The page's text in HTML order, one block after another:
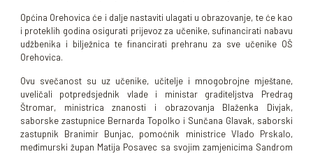
Općina Orehovica će i dalje nastaviti ulagati u obrazovanje, te će kao
i proteklih godina osigurati prijevoz za učenike, sufinancirati nabavu
udžbenika i bilježnica te financirati prehranu za sve učenike OŠ
Orehovica.
Ovu svečanost su uz učenike, učitelje i mnogobrojne mještane,
uveličali potpredsjednik vlade i ministar graditeljstva Predrag
Štromar, ministrica znanosti i obrazovanja Blaženka Divjak,
saborske zastupnice Bernarda Topolko i Sunčana Glavak, saborski
zastupnik Branimir Bunjac, pomoćnik ministrice Vlado Prskalo,
međimurski župan Matija Posavec sa svojim zamjenicima Sandrom